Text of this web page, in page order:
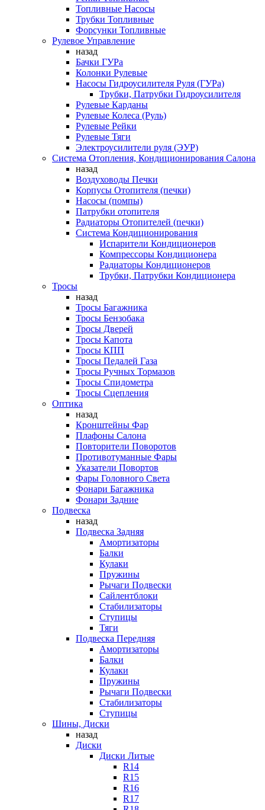
Топливные Насосы
Трубки Топливные
Форсунки Топливные
Рулевое Управление
назад
Бачки ГУРа
Колонки Рулевые
Насосы Гидроусилителя Руля (ГУРа)
Трубки, Патрубки Гидроусилителя
Рулевые Карданы
Рулевые Колеса (Руль)
Рулевые Рейки
Рулевые Тяги
Электроусилители руля (ЭУР)
Система Отопления, Кондиционирования Салона
назад
Воздуховоды Печки
Корпусы Отопителя (печки)
Насосы (помпы)
Патрубки отопителя
Радиаторы Отопителей (печки)
Система Кондиционирования
Испарители Кондиционеров
Компрессоры Кондиционера
Радиаторы Кондиционеров
Трубки, Патрубки Кондиционера
Тросы
назад
Тросы Багажника
Тросы Бензобака
Тросы Дверей
Тросы Капота
Тросы КПП
Тросы Педалей Газа
Тросы Ручных Тормазов
Тросы Спидометра
Тросы Сцепления
Оптика
назад
Кронштейны Фар
Плафоны Салона
Повторители Поворотов
Противотуманные Фары
Указатели Повортов
Фары Головного Света
Фонари Багажника
Фонари Задние
Подвеска
назад
Подвеска Задняя
Амортизаторы
Балки
Кулаки
Пружины
Рычаги Подвески
Сайлентблоки
Стабилизаторы
Ступицы
Тяги
Подвеска Передняя
Амортизаторы
Балки
Кулаки
Пружины
Рычаги Подвески
Стабилизаторы
Ступицы
Шины, Диски
назад
Диски
Диски Литые
R14
R15
R16
R17